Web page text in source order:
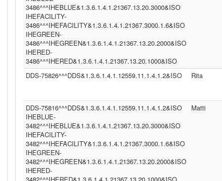
3486^^^IHEBLUE&1.3.6.1.4.1.21367.13.20.3000&ISO
IHEFACILITY-
3486^^^IHEFACILITY&1.3.6.1.4.1.21367.3000.1.6&ISO
IHEGREEN-
3486^^^IHEGREEN&1.3.6.1.4.1.21367.13.20.2000&ISO
IHERED-
3486^^^IHERED&1.3.6.1.4.1.21367.13.20.1000&ISO
DDS-75826^^^DDS&1.3.6.1.4.1.12559.11.1.4.1.2&ISO Rita
DDS-75816^^^DDS&1.3.6.1.4.1.12559.11.1.4.1.2&ISO
IHEBLUE-
3482^^^IHEBLUE&1.3.6.1.4.1.21367.13.20.3000&ISO
IHEFACILITY-
3482^^^IHEFACILITY&1.3.6.1.4.1.21367.3000.1.6&ISO
IHEGREEN-
3482^^^IHEGREEN&1.3.6.1.4.1.21367.13.20.2000&ISO
IHERED-
Matti